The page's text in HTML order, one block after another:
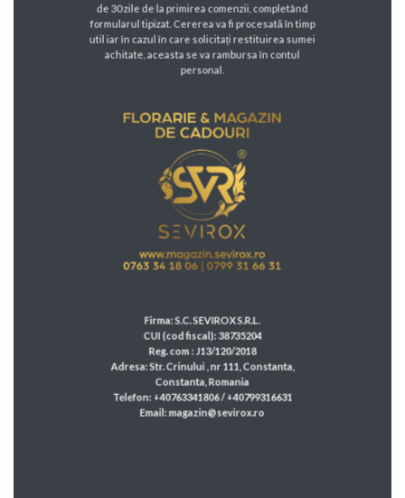
de 30 zile de la primirea comenzii, completând
formularul tipizat. Cererea va fi procesată în timp
util iar în cazul în care solicitați restituirea sumei
achitate, aceasta se va rambursa în contul
personal.
Firma: S.C. SEVIROX S.R.L.
CUI (cod fiscal): 38735204
Reg. com : J13/120/2018
Adresa: Str. Crinului , nr 111, Constanta,
Constanta, Romania
Telefon: +40763341806 / +40799316631
Email: magazin@sevirox.ro